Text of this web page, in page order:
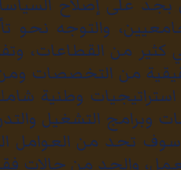
بجد على إصلاح
والتوجه نحو
كثير من القطاعات،
من التخصصات ومن
وطنية
وبرامج التشغيل
سوف تحد من العوامل
والحد من حالات